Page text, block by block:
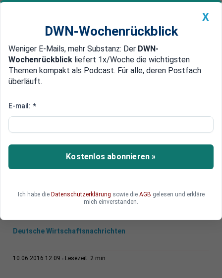
Newsticker MEIN DWN: Geldanlage Premium
Edelmetalle DWN-Magazin China
Auch Soros schichtet um
Abverkauf an den Börsen, Gold
wieder attraktiver
Anleger in Europa stoßen aus Sorge vor einem
Deutsche Wirtschaftsnachrichten
10.06.2016 12:09 Lesezeit: 2 min
X
DWN-Wochenrückblick
Weniger E-Mails, mehr Substanz: Der DWN-
Wochenrückblick liefert 1x/Woche die wichtigsten
Themen kompakt als Podcast. Für alle, deren Postfach
überläuft.
E-mail: *
Kostenlos abonnieren »
Ich habe die Datenschutzerklärung sowie die AGB gelesen und erkläre
mich einverstanden.